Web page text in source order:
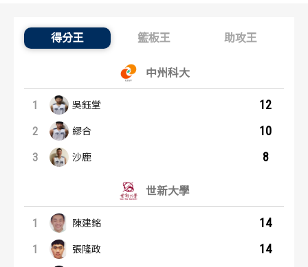
歷屆個人獎得主
歷史數據排行
歷屆個人獎得主
歷史數據排行
得分王 籃板王 助攻王
得分王：內容起點
中州科大
1 吳鈺堂 12
2 繆合 10
3 沙鹿 8
世新大學
1 陳建銘 14
1 張隆政 14